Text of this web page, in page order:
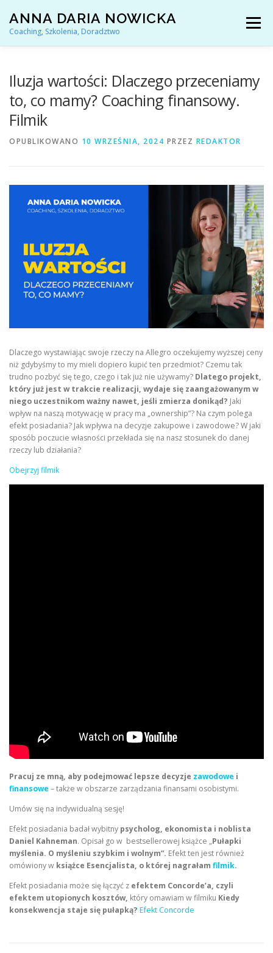
treści
ANNA DARIA NOWICKA
Coaching, Szkolenia, Doradztwo
Menu
DORADZTWO ZAWODOWE
KONTAKT
Iluzja wartości: Dlaczego przeceniamy
to, co mamy? Coaching finansowy.
Filmik
OPUBLIKOWANO 10 WRZEŚNIA, 2024 PRZEZ REDAKTOR
Dlaczego wystawiając swoje rzeczy na Allegro oczekujemy wyższej ceny
niż gdybyśmy to my mieli dopiero kupić ten przedmiot? Czemu tak
trudno pozbyć się tego, czego i tak już nie używamy? Dlatego projekt,
który już jest w trakcie realizacji, wydaje się zaangażowanym w
niego uczestnikom ważny nawet, jeśli zmierza donikąd? Jaki
wpływ na naszą motywację w pracy ma „ownership”? Na czym polega
efekt posiadania? Jak wpływa na decyzje zakupowe i zawodowe? W jaki
sposób poczucie własności przekłada się na nasz stosunek do danej
rzeczy lub działania?
Obejrzyj filmik
Pracuj ze mną, aby podejmować lepsze decyzje zawodowe i
finansowe – także w obszarze zarządzania finansami osobistymi.
Umów się na indywidualną sesję!
Efekt posiadania badał wybitny psycholog, ekonomista i noblista
Daniel Kahneman. Opisał go w bestsellerowej książce „Pułapki
myślenia. O myśleniu szybkim i wolnym”. Efekt ten jest również
omówiony w książce Esencjalista, o której nagrałam filmik.
Efekt posiadania może się łączyć z efektem Concorde’a, czyli
efektem utopionych kosztów, który omawiam w filmiku Kiedy
konsekwencja staje się pułapką? Efekt Concorde